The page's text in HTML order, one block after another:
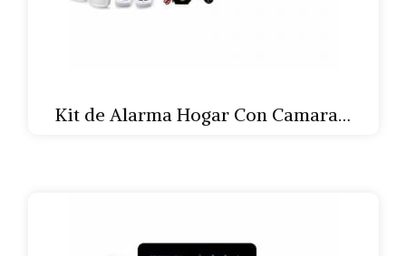
Kit de Alarma Hogar Con Camara…